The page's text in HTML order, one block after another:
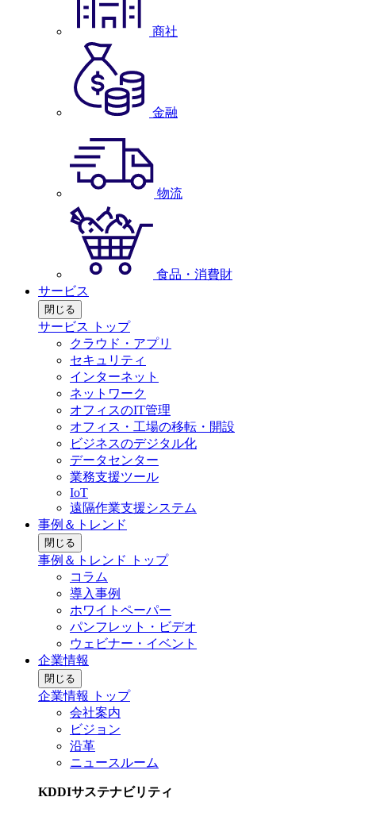
商社
金融
物流
食品・消費財
サービス
閉じる
サービス トップ
クラウド・アプリ
セキュリティ
インターネット
ネットワーク
オフィスのIT管理
オフィス・工場の移転・開設
ビジネスのデジタル化
データセンター
業務支援ツール
IoT
遠隔作業支援システム
事例＆トレンド
閉じる
事例＆トレンド トップ
コラム
導入事例
ホワイトペーパー
パンフレット・ビデオ
ウェビナー・イベント
企業情報
閉じる
企業情報 トップ
会社案内
ビジョン
沿革
ニュースルーム
KDDIサステナビリティ